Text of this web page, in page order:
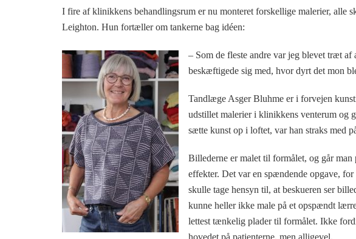
I fire af klinikkens behandlingsrum er nu monteret forskellige malerier, alle
Leighton. Hun fortæller om tankerne bag idéen:
– Som de fleste andre var jeg blevet træt
beskæftigede sig med, hvor dyrt det mon
Tandlæge Asger Bluhme er i forvejen
udstillet malerier i klinikkens venterum og
sætte kunst op i loftet, var han straks med
Billederne er malet til formålet, og går
effekter. Det var en spændende opgave,
skulle tage hensyn til, at beskueren ser
kunne heller ikke male på et opspændt
lettest tænkelig plader til formålet. Ikke